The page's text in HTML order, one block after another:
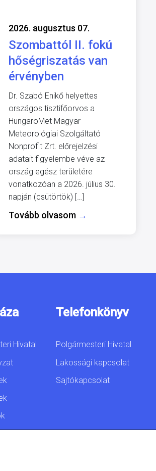
2026. augusztus 07.
Szombattól II. fokú
hőségriszatás van
érvényben
Dr. Szabó Enikő helyettes
országos tisztifőorvos a
HungaroMet Magyar
Meteorológiai Szolgáltató
Nonprofit Zrt. előrejelzési
adatait figyelembe véve az
ország egész területére
vonatkozóan a 2026. július 30.
napján (csütörtök) […]
Tovább olvasom →
Hivatal
Telefonkönyv
Polgármesteri Hivatal
Lakossági kapcsolat
Sajtókapcsolat